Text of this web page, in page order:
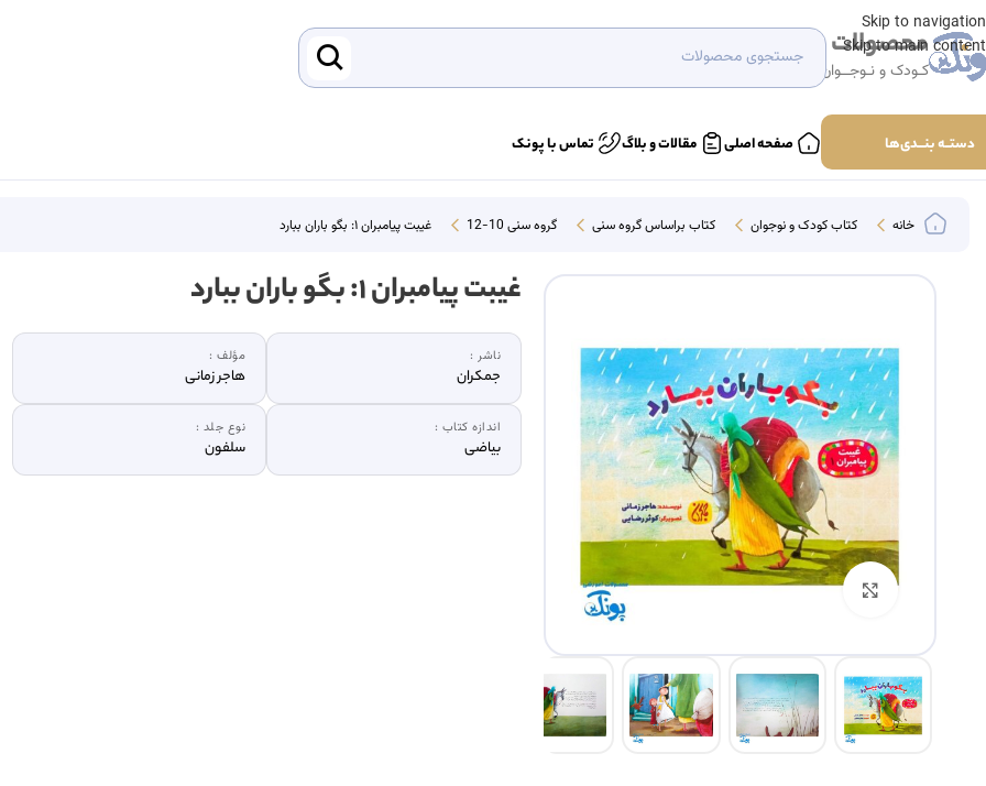
Skip to navigation
Skip to main content
محصولات
کـودک و نـوجــوان
دستــه بنـــدی‌ها صفحه اصلی مقالات و بلاگ تماس با پونک
خانه کتاب کودک و نوجوان کتاب براساس گروه سنی گروه سنی 10-12 غیبت پیامبران ۱: بگو باران ببارد
بزرگنمایی تصویر
غیبت پیامبران ۱: بگو باران ببارد
ناشر :
جمکران
مؤلف :
هاجر زمانی
اندازه کتاب :
بیاضی
نوع جلد :
سلفون